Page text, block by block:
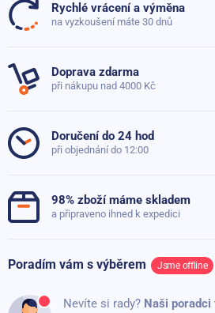
Průměr 90 cm
Velikost Univerzální
Dosud nebyly přidány žádné
Položit dotaz
Rychlé vrácení a výměna
na vyzkoušení máte 30 dnů
Doprava zdarma
při nákupu nad 4000 Kč
Doručení do 24 hod
při objednání do 12:00
98% zboží máme skladem
a připraveno ihned k expedici
Poradím vám s výběrem Jsme offline
Nevíte si rady? Naši poradci